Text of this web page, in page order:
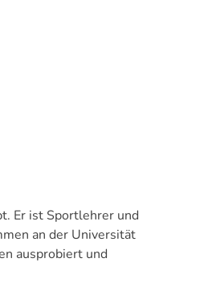
Er ist Sportlehrer und
an der Universität
ausprobiert und